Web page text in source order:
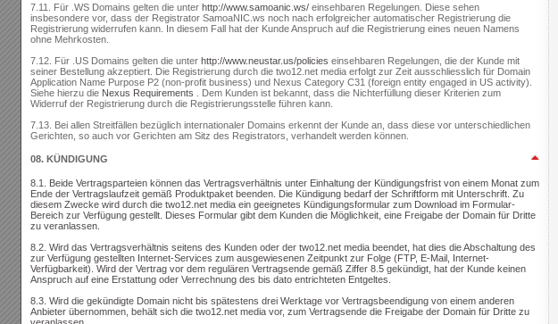
7.11. Für .WS Domains gelten die unter http://www.samoanic.ws/ einsehbaren Regelungen. Diese sehen
insbesondere vor, dass der Registrator SamoaNIC.ws noch nach erfolgreicher automatischer Registrierung die
Registrierung widerrufen kann. In diesem Fall hat der Kunde Anspruch auf die Registrierung eines neuen Namens
ohne Mehrkosten.
7.12. Für .US Domains gelten die unter http://www.neustar.us/policies einsehbaren Regelungen, die der Kunde mit
seiner Bestellung akzeptiert. Die Registrierung durch die two12.net media erfolgt zur Zeit ausschliesslich für Domain
Application Name Purpose P2 (non-profit business) und Nexus Category C31 (foreign entity engaged in US activity).
Siehe hierzu die Nexus Requirements
. Dem Kunden ist bekannt, dass die Nichterfüllung dieser Kriterien zum
Widerruf der Registrierung durch die Registrierungsstelle führen kann.
7.13. Bei allen Streitfällen bezüglich internationaler Domains erkennt der Kunde an, dass diese vor unterschiedlichen
Gerichten, so auch vor Gerichten am Sitz des Registrators, verhandelt werden können.
08. KÜNDIGUNG
8.1. Beide Vertragsparteien können das Vertragsverhältnis unter Einhaltung der Kündigungsfrist von einem Monat zum
Ende der Vertragslaufzeit gemäß Produktpaket beenden. Die Kündigung bedarf der Schriftform mit Unterschrift. Zu
diesem Zwecke wird durch die two12.net media ein geeignetes Kündigungsformular zum Download im Formular-
Bereich zur Verfügung gestellt. Dieses Formular gibt dem Kunden die Möglichkeit, eine Freigabe der Domain für Dritte
zu veranlassen.
8.2. Wird das Vertragsverhältnis seitens des Kunden oder der two12.net media beendet, hat dies die Abschaltung des
zur Verfügung gestellten Internet-Services zum ausgewiesenen Zeitpunkt zur Folge (FTP, E-Mail, Internet-
Verfügbarkeit). Wird der Vertrag vor dem regulären Vertragsende gemäß Ziffer 8.5 gekündigt, hat der Kunde keinen
Anspruch auf eine Erstattung oder Verrechnung des bis dato entrichteten Entgeltes.
8.3. Wird die gekündigte Domain nicht bis spätestens drei Werktage vor Vertragsbeendigung von einem anderen
Anbieter übernommen, behält sich die two12.net media vor, zum Vertragsende die Freigabe der Domain für Dritte zu